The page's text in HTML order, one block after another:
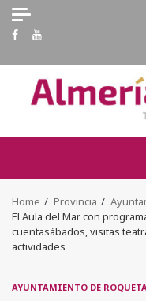
Skip
content
Facebook
Youtube
Home Provincia
El Aula del Mar con
cuentasábados, visitas
actividades
AYUNTAMIENTO DE